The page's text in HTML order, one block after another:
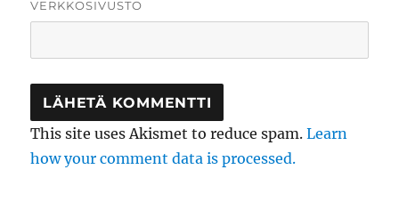
VERKKOSIVUSTO
This site uses Akismet to reduce spam.Learn
how your comment data is processed.